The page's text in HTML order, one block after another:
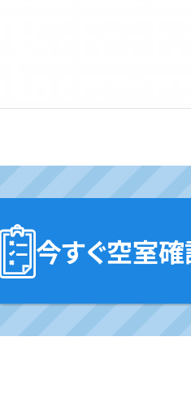
今すぐ空室